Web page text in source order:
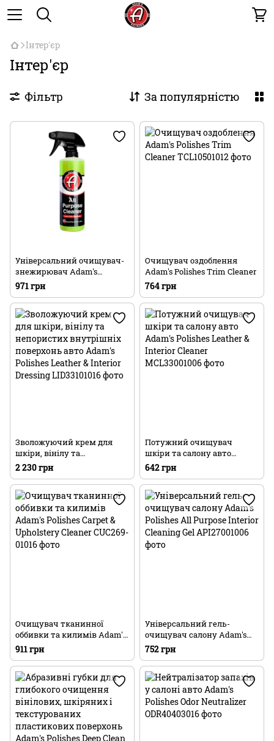
Інтер'єр
Інтер'єр
Фільтр За популярністю
Універсальний очищувач-
знежирювач Adam's
Polishes All Purpose Cleaner
971 грн
Очищувач оздоблення
Adam's Polishes Trim Cleaner
764 грн
Зволожуючий крем для
шкіри, вінілу та
непористих внутрішніх
поверхонь авто Adam's
Polishes Leather & Interior
Dressing
2 230 грн
Потужний очищувач
шкіри та салону авто
Adam's Polishes Leather &
Interior Cleaner
642 грн
Очищувач тканинної
оббивки та килимів Adam's
Polishes Carpet & Upholstery
Cleaner
911 грн
Універсальний гель-
очищувач салону Adam's
Polishes All Purpose Interior
Cleaning Gel
752 грн